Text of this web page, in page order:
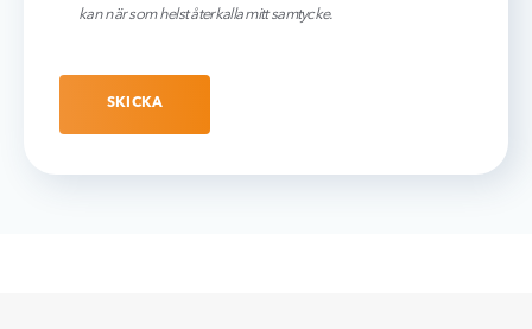
kan när som helst återkalla mitt samtycke.